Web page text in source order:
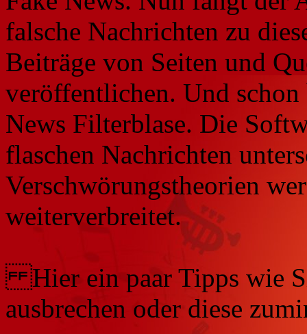
falsche Nachrichten zu
Beiträge von Seiten und
veröffentlichen. Und
News Filterblase. Die
flaschen Nachrichten
Verschwörungstheorien
weiterverbreitet.
Hier ein paar Tipps wie
ausbrechen oder diese